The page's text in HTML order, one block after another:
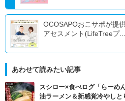
OCOSAPOおこサポが提
アセスメント(LifeTreeプ...
あわせて読みたい記事
スシロー×食べログ「らーめ
油ラーメン＆新感覚冷やしと